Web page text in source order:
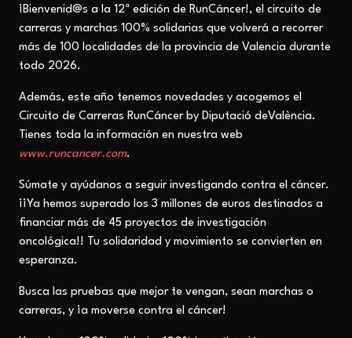
¡Bienvenid@s a la 12ª edición de RunCáncer!, el circuito de
carreras y marchas 100% solidarias que volverá a recorrer
más de 100 localidades de la provincia de Valencia durante
todo 2026.
Además, este año tenemos novedades y acogemos el
Circuito de Carreras RunCáncer by Diputació deValència.
Tienes toda la información en nuestra web
www.runcancer.com.
Súmate y ayúdanos a seguir investigando contra el cáncer.
¡¡Ya hemos superado los 3 millones de euros destinados a
financiar más de 45 proyectos de investigación
oncológica!! Tu solidaridad y movimiento se convierten en
esperanza.
Busca las pruebas que mejor te vengan, sean marchas o
carreras, y ¡a moverse contra el cáncer!